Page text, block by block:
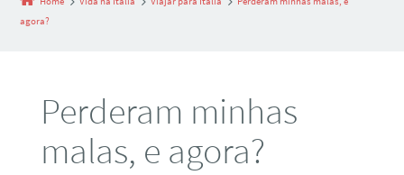
agora?
Perderam minhas
malas, e agora?